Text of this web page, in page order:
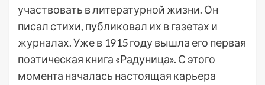
участвовать в литературной жизни. Он
писал стихи, публиковал их в газетах и
журналах. Уже в 1915 году вышла его первая
поэтическая книга «Радуница». С этого
момента началась настоящая карьера